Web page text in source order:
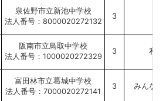
泉佐野市立新池中学校
法人番号：8000020272132
3
阪南市立鳥取中学校
法人番号：1000020272329
3 私
富田林市立
城中学校
法人番号：7000020272141
3 みんな